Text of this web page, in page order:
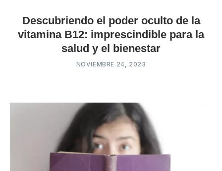
Descubriendo el poder oculto de la
vitamina B12: imprescindible para la
salud y el bienestar
NOVIEMBRE 24, 2023